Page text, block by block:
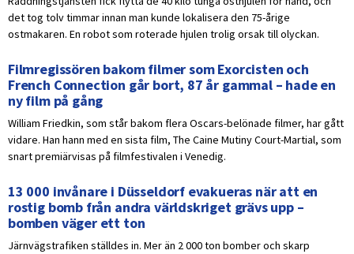
det tog tolv timmar innan man kunde lokalisera den 75-årige
ostmakaren. En robot som roterade hjulen trolig orsak till olyckan.
Filmregissören bakom filmer som Exorcisten och
French Connection går bort, 87 år gammal – hade en
ny film på gång
William Friedkin, som står bakom flera Oscars-belönade filmer, har gått
vidare. Han hann med en sista film, The Caine Mutiny Court-Martial, som
snart premiärvisas på filmfestivalen i Venedig.
13 000 invånare i Düsseldorf evakueras när att en
rostig bomb från andra världskriget grävs upp –
bomben väger ett ton
Järnvägstrafiken ställdes in. Mer än 2 000 ton bomber och skarp